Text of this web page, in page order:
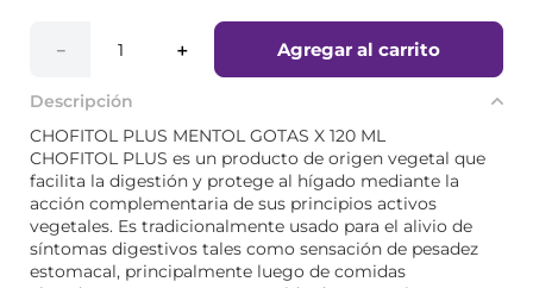
＋
－ Agregar al carrito
Descripción
CHOFITOL PLUS MENTOL GOTAS X 120 ML
CHOFITOL PLUS es un producto de origen vegetal que
facilita la digestión y protege al hígado mediante la
acción complementaria de sus principios activos
vegetales. Es tradicionalmente usado para el alivio de
síntomas digestivos tales como sensación de pesadez
estomacal, principalmente luego de comidas